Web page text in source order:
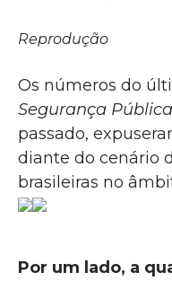
Reprodução
Os números do
Segurança Pública
passado,
diante do cenário
brasileiras no
Por um lado, a